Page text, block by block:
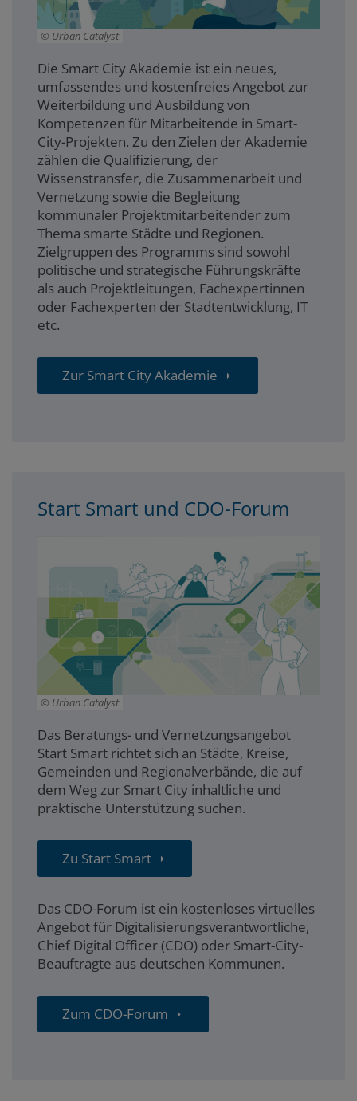
Urban Catalyst
Die Smart City Akademie ist ein neues,
umfassendes und kostenfreies Angebot zur
Weiterbildung und Ausbildung von
Kompetenzen für Mitarbeitende in Smart-
City-Projekten. Zu den Zielen der Akademie
zählen die Qualifizierung, der
Wissenstransfer, die Zusammenarbeit und
Vernetzung sowie die Begleitung
kommunaler Projektmitarbeitender zum
Thema smarte Städte und Regionen.
Zielgruppen des Programms sind sowohl
politische und strategische Führungskräfte
als auch Projektleitungen, Fachexpertinnen
oder Fachexperten der Stadtentwicklung, IT
etc.
Zur Smart City Akademie
Start Smart und CDO-Forum
Urban Catalyst
Das Beratungs- und Vernetzungsangebot
Start Smart richtet sich an Städte, Kreise,
Gemeinden und Regionalverbände, die auf
dem Weg zur Smart City inhaltliche und
praktische Unterstützung suchen.
Zu Start Smart
Das CDO-Forum ist ein kostenloses virtuelles
Angebot für Digitalisierungsverantwortliche,
Chief Digital Officer (CDO) oder Smart-City-
Beauftragte aus deutschen Kommunen.
Zum CDO-Forum